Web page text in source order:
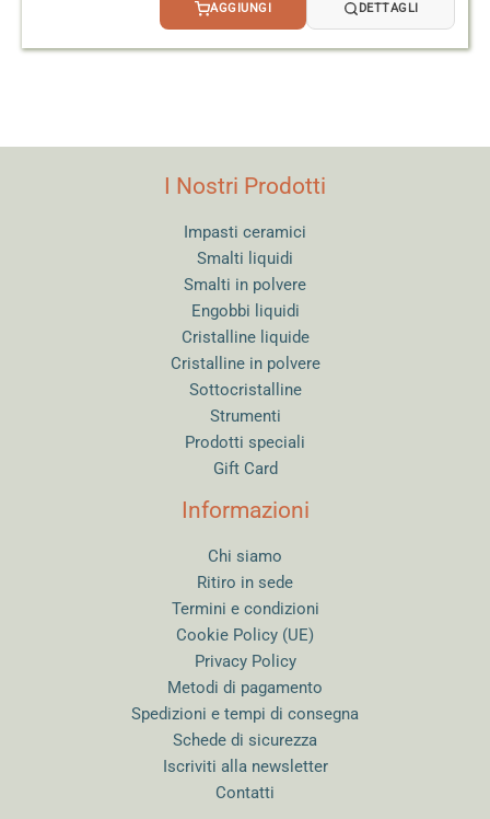
AGGIUNGI DETTAGLI
I Nostri Prodotti
Impasti ceramici
Smalti liquidi
Smalti in polvere
Engobbi liquidi
Cristalline liquide
Cristalline in polvere
Sottocristalline
Strumenti
Prodotti speciali
Gift Card
Informazioni
Chi siamo
Ritiro in sede
Termini e condizioni
Cookie Policy (UE)
Privacy Policy
Metodi di pagamento
Spedizioni e tempi di consegna
Schede di sicurezza
Iscriviti alla newsletter
Contatti